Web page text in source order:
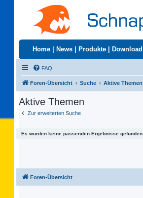
Home News Produkte Download
FAQ
Foren-Übersicht Suche Aktive Themen
Aktive Themen
Zur erweiterten Suche
Es wurden keine passenden Ergebnisse gefunden.
Foren-Übersicht